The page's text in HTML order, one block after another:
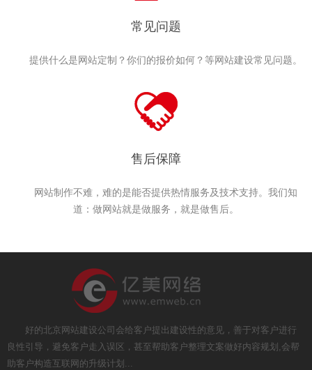
常见问题
提供什么是网站定制？你们的报价如何？等网站建设常见问题。
售后保障
网站制作不难，难的是能否提供热情服务及技术支持。我们知
道：做网站就是做服务，就是做售后。
好的北京网站建设公司会给客户提出建设性的意见，善于对客户进行
良性引导，避免客户走入误区，甚至帮助客户整理文案做好内容规划,会帮
助客户构造互联网的升级计划...